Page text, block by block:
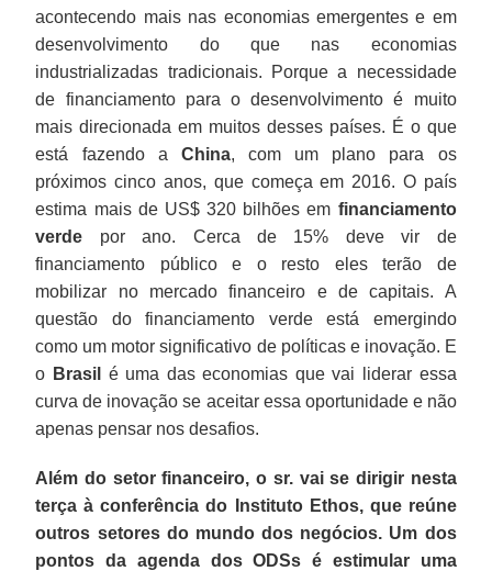
acontecendo mais nas economias emergentes e em
desenvolvimento do que nas economias
industrializadas tradicionais. Porque a necessidade
de financiamento para o desenvolvimento é muito
mais direcionada em muitos desses países. É o que
está fazendo a China, com um plano para os
próximos cinco anos, que começa em 2016. O país
estima mais de US$ 320 bilhões em financiamento
verde por ano. Cerca de 15% deve vir de
financiamento público e o resto eles terão de
mobilizar no mercado financeiro e de capitais. A
questão do financiamento verde está emergindo
como um motor significativo de políticas e inovação. E
o Brasil
é uma das economias que vai liderar essa
curva de inovação se aceitar essa oportunidade e não
apenas pensar nos desafios.
Além do setor financeiro, o sr. vai se dirigir nesta
terça à conferência do Instituto Ethos, que reúne
outros setores do mundo dos negócios. Um dos
pontos da agenda dos ODSs é estimular uma